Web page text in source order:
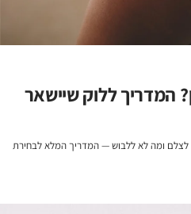
המדריך ללוק שיישאר
ומה לא ללבוש — המדריך המלא לבחירת